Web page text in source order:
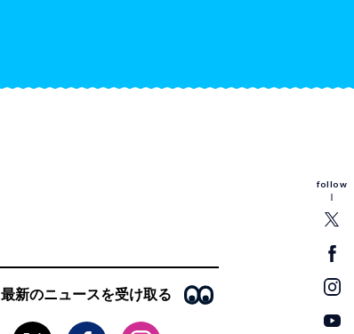
follow
最新のニュースを受け取る